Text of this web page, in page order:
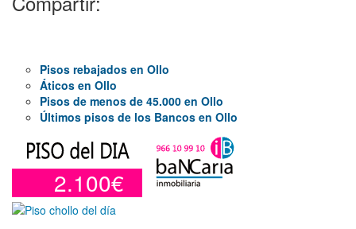
Pisos rebajados en Ollo
Áticos en Ollo
Pisos de menos de 45.000 en Ollo
Últimos pisos de los Bancos en Ollo
2.100€